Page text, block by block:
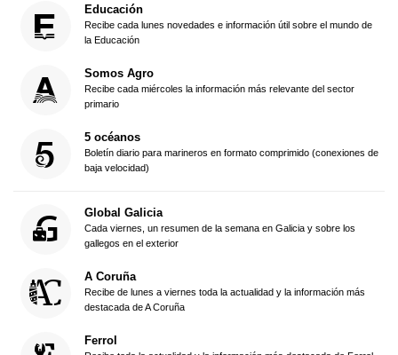
Educación
Recibe cada lunes novedades e información útil sobre el mundo de
la Educación
Somos Agro
Recibe cada miércoles la información más relevante del sector
primario
5 océanos
Boletín diario para marineros en formato comprimido (conexiones de
baja velocidad)
Global Galicia
Cada viernes, un resumen de la semana en Galicia y sobre los
gallegos en el exterior
A Coruña
Recibe de lunes a viernes toda la actualidad y la información más
destacada de A Coruña
Ferrol